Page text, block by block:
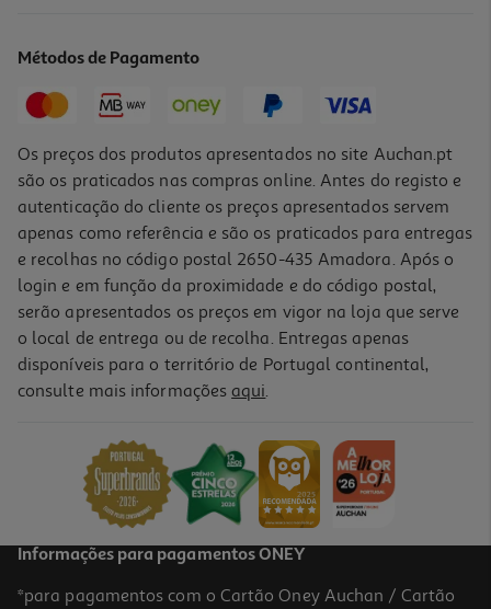
Price reduced from
13,06 €to
Promoção
-20%
Oleo Lola Argao Pracaxi 50ml
Price reduced from
Métodos de Pagamento
Os preços dos produtos apresentados no site Auchan.pt
são os praticados nas compras online. Antes do registo e
autenticação do cliente os preços apresentados servem
apenas como referência e são os praticados para entregas
e recolhas no código postal 2650-435 Amadora. Após o
login e em função da proximidade e do código postal,
serão apresentados os preços em vigor na loja que serve
o local de entrega ou de recolha. Entregas apenas
disponíveis para o território de Portugal continental,
consulte mais informações aqui.
Informações para pagamentos ONEY
*para pagamentos com o Cartão Oney Auchan / Cartão